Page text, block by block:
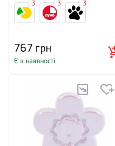
767 грн
Є в наявності
3 3 3